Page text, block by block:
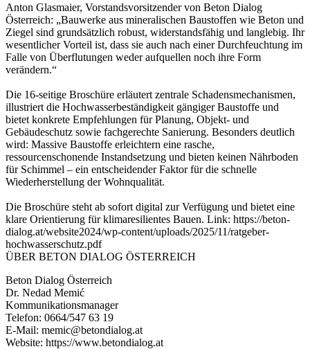
Anton Glasmaier, Vorstandsvorsitzender von Beton Dialog
Österreich: „Bauwerke aus mineralischen Baustoffen wie Beton und
Ziegel sind grundsätzlich robust, widerstandsfähig und langlebig. Ihr
wesentlicher Vorteil ist, dass sie auch nach einer Durchfeuchtung im
Falle von Überflutungen weder aufquellen noch ihre Form
verändern.“
Die 16-seitige Broschüre erläutert zentrale Schadensmechanismen,
illustriert die Hochwasserbeständigkeit gängiger Baustoffe und
bietet konkrete Empfehlungen für Planung, Objekt- und
Gebäudeschutz sowie fachgerechte Sanierung. Besonders deutlich
wird: Massive Baustoffe erleichtern eine rasche,
ressourcenschonende Instandsetzung und bieten keinen Nährboden
für Schimmel – ein entscheidender Faktor für die schnelle
Wiederherstellung der Wohnqualität.
Die Broschüre steht ab sofort digital zur Verfügung und bietet eine
klare Orientierung für klimaresilientes Bauen. Link: https://beton-
dialog.at/website2024/wp-content/uploads/2025/11/ratgeber-
hochwasserschutz.pdf
ÜBER BETON DIALOG ÖSTERREICH
Beton Dialog Österreich
Dr. Nedad Memić
Kommunikationsmanager
Telefon: 0664/547 63 19
E-Mail: memic@betondialog.at
Website: https://www.betondialog.at